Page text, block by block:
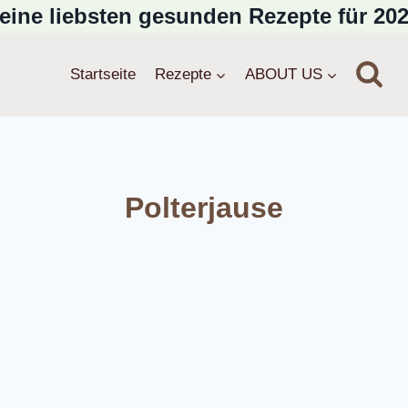
liebsten gesunden Rezepte für
Startseite Rezepte ABOUT US
Polterjause